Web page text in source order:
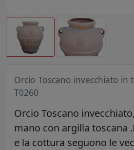
Orcio Toscano invecchiato in
T0260
Orcio Toscano
mano con argilla toscana
e la cottura seguono le